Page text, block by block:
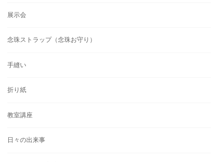
展示会
念珠ストラップ（念珠お守り）
手縫い
折り紙
教室講座
日々の出来事